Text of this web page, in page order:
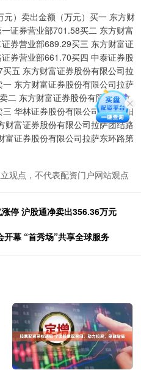
）卖出金额（万元）买一 东方财
证券营业部701.58买二 东方财富
券营业部689.29买三 东方财富证
券营业部661.70买四 中泰证券股
五 东方财富证券股份有限公司拉
东方财富证券股份有限公司拉萨
二 东方财富证券股份有限公司拉
华林证券股份有限公司沧州浮阳
富证券股份有限公司拉萨团结路
富证券股份有限公司拉萨东环路第
观点，不代表配资门户网站观点
停 沪股通净卖出356.36万元
幕 “首秀场”共享全球服务